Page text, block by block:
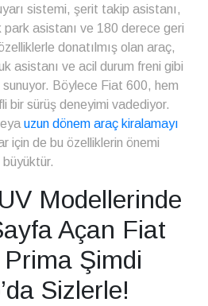
sistemi, şerit takip asistanı,
asistanı ve 180 derece geri
donatılmış olan araç,
asistanı ve acil durum freni gibi
Böylece Fiat 600, hem
bir sürüş deneyimi vadediyor.
uzun dönem araç kiralamayı
için de bu özelliklerin önemi
büyüktür.
Modellerinde
Açan Fiat
Şimdi
Sizlerle!